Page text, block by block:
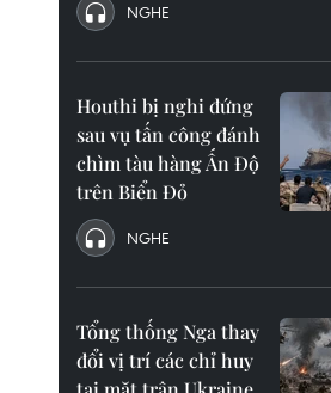
NGHE
Houthi bị nghi đứng
sau vụ tấn công đánh
chìm tàu hàng Ấn Độ
trên Biển Đỏ
NGHE
Tổng thống Nga thay
đổi vị trí các chỉ huy